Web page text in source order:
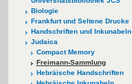
Biologie
Frankfurt und Seltene Drucke
Handschriften und Inkunabeln
Judaica
Compact Memory
Freimann-Sammlung
Hebräische Handschriften